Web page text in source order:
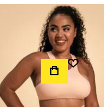
Додати до Списку Бажань